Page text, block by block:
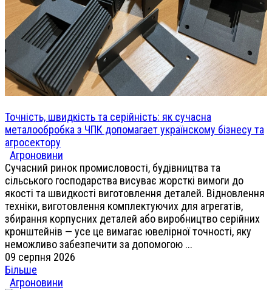
Точність, швидкість та серійність: як сучасна
металообробка з ЧПК допомагает українскому бізнесу та
агросектору
Агроновини
Сучасний ринок промисловості, будівництва та
сільського господарства висуває жорсткі вимоги до
якості та швидкості виготовлення деталей. Відновлення
техніки, виготовлення комплектуючих для агрегатів,
збирання корпусних деталей або виробництво серійних
кронштейнів — усе це вимагає ювелірної точності, яку
неможливо забезпечити за допомогою ...
09 серпня 2026
Більше
Агроновини